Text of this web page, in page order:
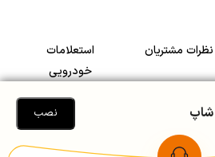
نظرات مشتریان
استعلامات
خودرویی
رضایت مشتریان
شاپ نصب